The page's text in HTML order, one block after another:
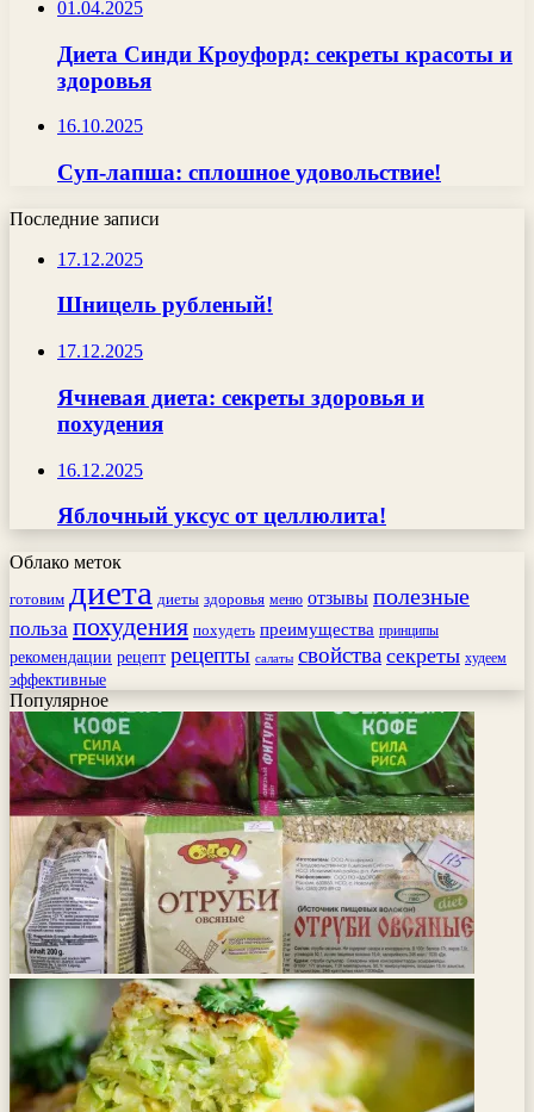
01.04.2025
Диета Синди Кроуфорд: секреты красоты и
здоровья
16.10.2025
Суп-лапша: сплошное удовольствие!
Последние записи
17.12.2025
Шницель рубленый!
17.12.2025
Ячневая диета: секреты здоровья и
похудения
16.12.2025
Яблочный уксус от целлюлита!
Облако меток
готовим диета диеты здоровья меню отзывы полезные
польза похудения похудеть преимущества принципы
рекомендации рецепт рецепты салаты свойства секреты худеем
эффективные
Популярное